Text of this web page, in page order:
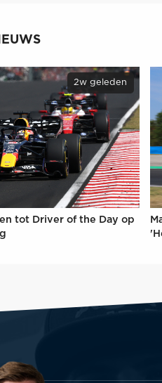
2w geleden
tot Driver of the Day op